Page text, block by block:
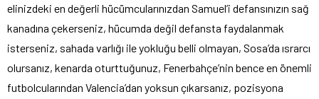
elinizdeki en değerli hücümcularınızdan Samuel’i defansınızın sağ
kanadına çekerseniz, hücumda değil defansta faydalanmak
isterseniz, sahada varlığı ile yokluğu belli olmayan, Sosa’da ısrarcı
olursanız, kenarda oturttuğunuz, Fenerbahçe’nin bence en önemli
futbolcularından Valencia’dan yoksun çıkarsanız, pozisyona